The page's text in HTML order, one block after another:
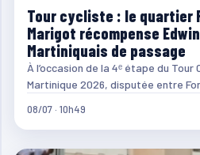
Tour cycliste : le quartier
Marigot récompense
Martiniquais de passage
À l’occasion de la 4ᵉ étape du
Martinique 2026, disputée entre
08/07 · 10h49